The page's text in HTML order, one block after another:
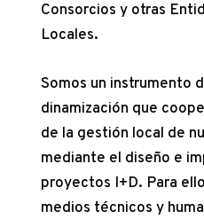
Consorcios y otras
Locales.
Somos un instrumento
dinamización que
de la gestión local de
mediante el diseño e
proyectos I+D. Para
medios técnicos y